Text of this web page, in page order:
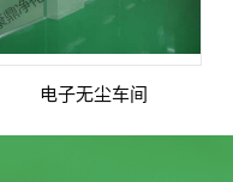
电子无尘车间